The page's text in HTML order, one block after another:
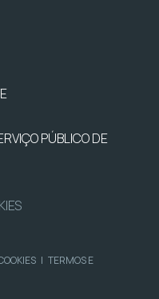
PÚBLICO DE
| TERMOS E